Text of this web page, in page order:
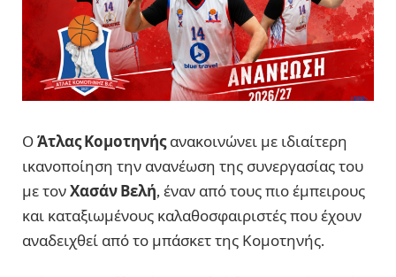
ΟΆτλας Κομοτηνήςανακοινώνει με ιδιαίτερη
ικανοποίηση την ανανέωση της συνεργασίας του
με τονΧασάν Βελή, έναν από τους πιο έμπειρους
και καταξιωμένους καλαθοσφαιριστές που έχουν
αναδειχθεί από το μπάσκετ της Κομοτηνής.